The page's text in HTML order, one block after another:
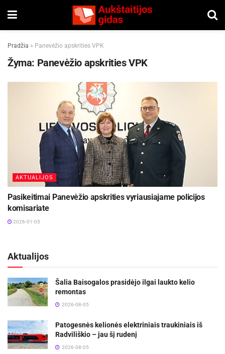
Pradžia » Panevėžio apskrities VPK
Žyma: Panevėžio apskrities VPK
AKTUALIJOS
Pasikeitimai Panevėžio apskrities vyriausiajame policijos
komisariate
2026-01-05
Aktualijos
Šalia Baisogalos prasidėjo ilgai laukto kelio
remontas
2026-08-05
Patogesnės kelionės elektriniais traukiniais iš
Radviliškio – jau šį rudenį
2026-08-05